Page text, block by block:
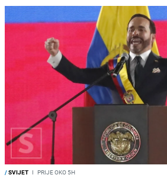
/SVIJET I PRIJE OKO 5H